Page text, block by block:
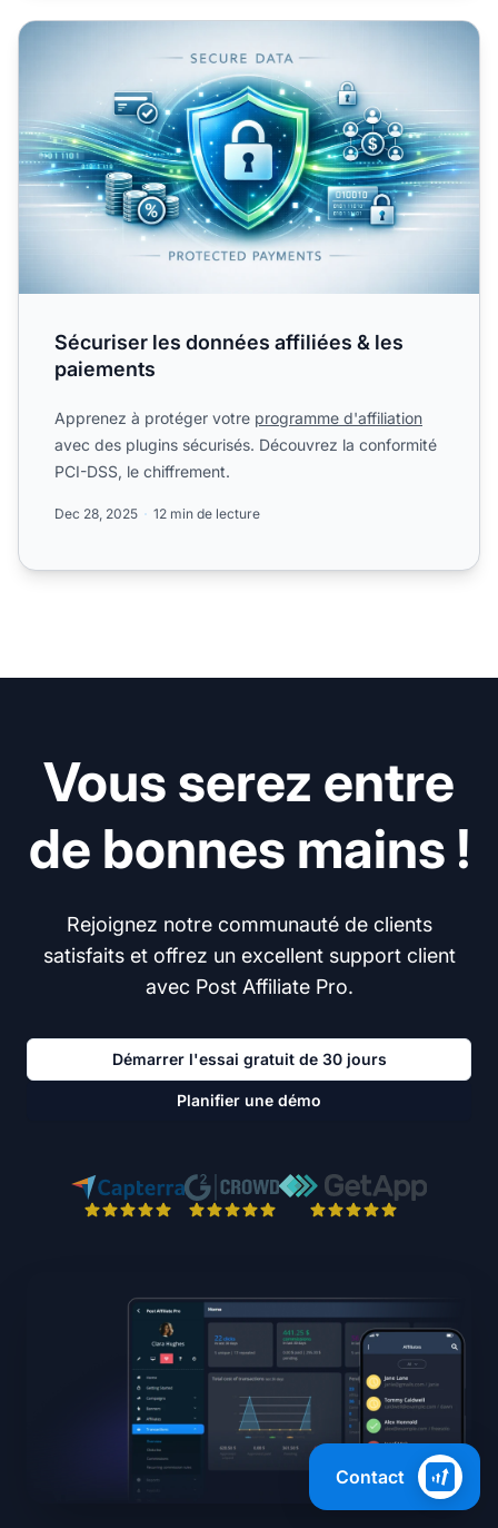
Sécuriser les données affiliées & les paiements
Sécuriser les données affiliées & les
paiements
Apprenez à protéger votre programme d'affiliation
avec des plugins sécurisés. Découvrez la conformité
PCI-DSS, le chiffrement.
Dec 28, 2025 12 min de lecture
Vous serez entre
de bonnes mains !
Rejoignez notre communauté de clients
satisfaits et offrez un excellent support client
avec Post Affiliate Pro.
Démarrer l'essai gratuit de 30 jours
Planifier une démo
Contact